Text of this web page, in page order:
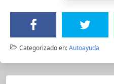
Categorizado en:Autoayuda